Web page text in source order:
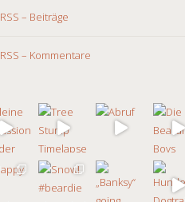
RSS – Beiträge
RSS – Kommentare